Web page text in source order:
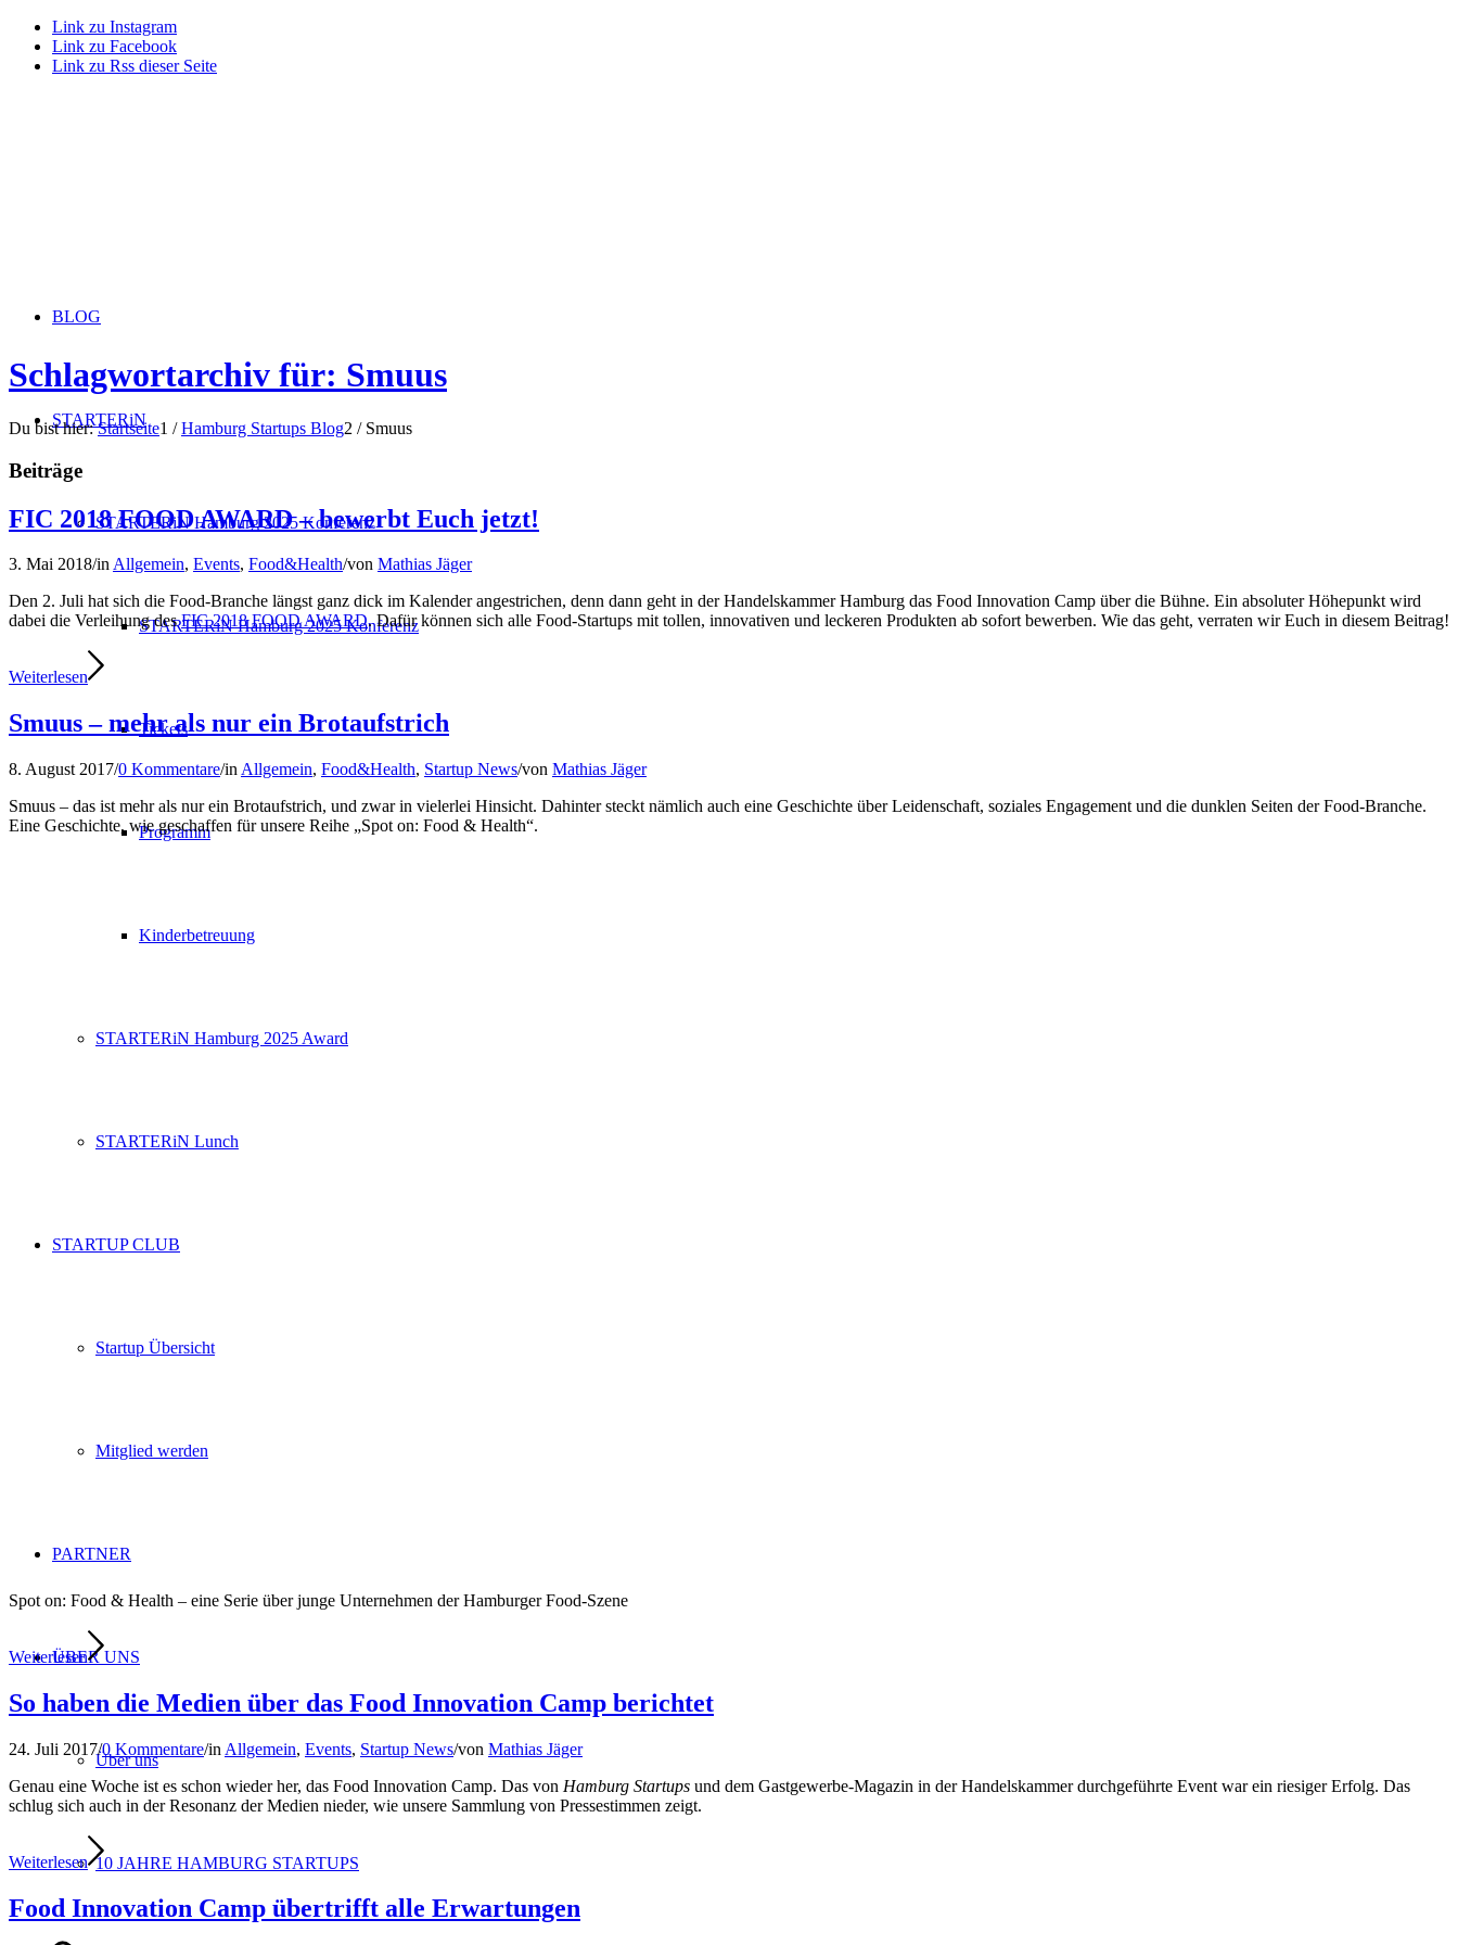
Link zu Instagram
Link zu Facebook
Link zu Rss dieser Seite
BLOG
STARTERiN
STARTERiN Hamburg 2025 Konferenz
STARTERiN Hamburg 2025 Konferenz
Tickets
Programm
Kinderbetreuung
STARTERiN Hamburg 2025 Award
STARTERiN Lunch
STARTUP CLUB
Startup Übersicht
Mitglied werden
PARTNER
ÜBER UNS
Über uns
10 JAHRE HAMBURG STARTUPS
Schlagwortarchiv für: Smuus
Du bist hier: Startseite1 / Hamburg Startups Blog2 / Smuus
Beiträge
FIC 2018 FOOD AWARD – bewerbt Euch jetzt!
3. Mai 2018/inAllgemein, Events, Food&Health/von Mathias Jäger
Den 2. Juli hat sich die Food-Branche längst ganz dick im Kalender angestrichen, denn dann geht in der Handelskammer Hamburg das Food Innovation Camp über die Bühne. Ein absoluter Höhepunkt wird
dabei die Verleihung desFIC 2018 FOOD AWARD. Dafür können sich alle Food-Startups mit tollen, innovativen und leckeren Produkten ab sofort bewerben. Wie das geht, verraten wir Euch in diesem Beitrag!
Weiterlesen
Smuus – mehr als nur ein Brotaufstrich
8. August 2017/0 Kommentare/in Allgemein, Food&Health, Startup News/von Mathias Jäger
Smuus – das ist mehr als nur ein Brotaufstrich, und zwar in vielerlei Hinsicht. Dahinter steckt nämlich auch eine Geschichte über Leidenschaft, soziales Engagement und die dunklen Seiten der Food-Branche.
Eine Geschichte, wie geschaffen für unsere Reihe „Spot on: Food & Health“.
Spot on: Food & Health – eine Serie über junge Unternehmen der Hamburger Food-Szene
Weiterlesen
So haben die Medien über das Food Innovation Camp berichtet
24. Juli 2017/0 Kommentare/in Allgemein, Events, Startup News/von Mathias Jäger
Genau eine Woche ist es schon wieder her, das Food Innovation Camp. Das von Hamburg Startups und dem Gastgewerbe-Magazin in der Handelskammer durchgeführte Event war ein riesiger Erfolg. Das
schlug sich auch in der Resonanz der Medien nieder, wie unsere Sammlung von Pressestimmen zeigt.
Weiterlesen
Food Innovation Camp übertrifft alle Erwartungen